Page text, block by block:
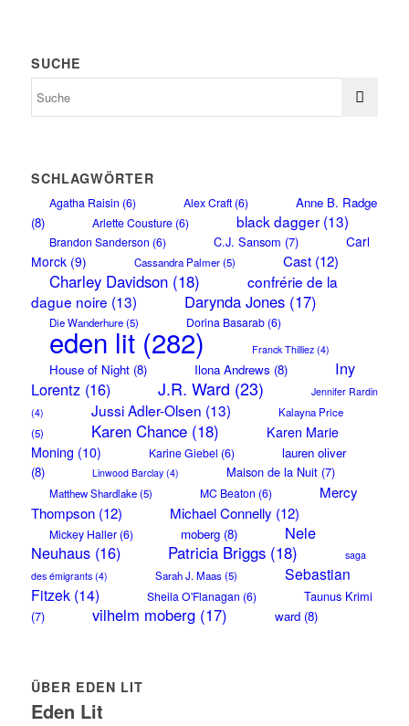
SUCHE
SCHLAGWÖRTER
Agatha Raisin (6) Alex Craft(6)
Anne B. Radge
(8)
Arlette Cousture(6) black dagger(13)
Brandon Sanderson (6) C.J. Sansom (7)
Carl
Morck(9) Cassandra Palmer(5) Cast(12)
Charley Davidson(18)
confrérie de la
dague noire (13) Darynda Jones(17)
Die Wanderhure(5) Dorina Basarab(6)
eden lit(282) Franck Thilliez(4)
House of Night(8) Ilona Andrews (8)
Iny
Lorentz(16) J.R. Ward (23)
Jennifer Rardin
(4)
Jussi Adler-Olsen (13)
Kalayna Price
(5)
Karen Chance(18)
Karen Marie
Moning (10) Karine Giebel (6)
lauren oliver
(8)
Linwood Barclay(4) Maison de la Nuit(7)
Matthew Shardlake(5) MC Beaton (6)
Mercy
Thompson(12) Michael Connelly (12)
Mickey Haller(6) moberg(8)
Nele
Neuhaus(16) Patricia Briggs(18)
saga
des émigrants(4) Sarah J. Maas(5)
Sebastian
Fitzek(14) Sheila O'Flanagan (6)
Taunus Krimi
(7)
vilhelm moberg(17) ward(8)
ÜBER EDEN LIT
Eden Lit